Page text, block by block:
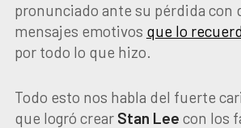
pronunciado ante su pérdida con
mensajes emotivos que lo
por todo lo que hizo.
Todo esto nos habla del fuerte
que logró crear Stan Lee con los